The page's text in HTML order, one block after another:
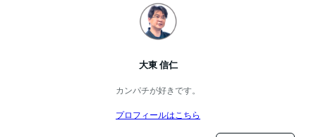
大東 信仁
カンパチが好きです。
プロフィールはこちら